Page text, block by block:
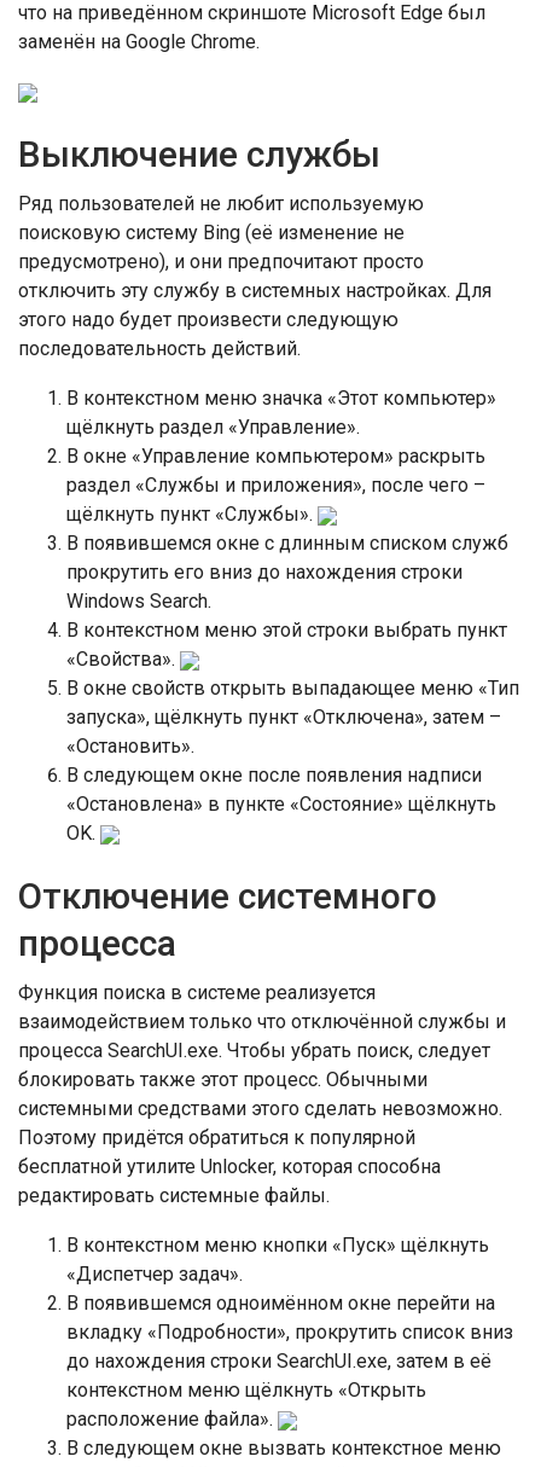
что на приведённом скриншоте Microsoft Edge был
заменён на Google Chrome.
Выключение службы
Ряд пользователей не любит используемую
поисковую систему Bing (её изменение не
предусмотрено), и они предпочитают просто
отключить эту службу в системных настройках. Для
этого надо будет произвести следующую
последовательность действий.
В контекстном меню значка «Этот компьютер»
щёлкнуть раздел «Управление».
В окне «Управление компьютером» раскрыть
раздел «Службы и приложения», после чего –
щёлкнуть пункт «Службы».
В появившемся окне с длинным списком служб
прокрутить его вниз до нахождения строки
Windows Search.
В контекстном меню этой строки выбрать пункт
«Свойства».
В окне свойств открыть выпадающее меню «Тип
запуска», щёлкнуть пункт «Отключена», затем –
«Остановить».
В следующем окне после появления надписи
«Остановлена» в пункте «Состояние» щёлкнуть
OK.
Отключение системного
процесса
Функция поиска в системе реализуется
взаимодействием только что отключённой службы и
процесса SearchUI.exe. Чтобы убрать поиск, следует
блокировать также этот процесс. Обычными
системными средствами этого сделать невозможно.
Поэтому придётся обратиться к популярной
бесплатной утилите Unlocker, которая способна
редактировать системные файлы.
В контекстном меню кнопки «Пуск» щёлкнуть
«Диспетчер задач».
В появившемся одноимённом окне перейти на
вкладку «Подробности», прокрутить список вниз
до нахождения строки SearchUI.exe, затем в её
контекстном меню щёлкнуть «Открыть
расположение файла».
В следующем окне вызвать контекстное меню